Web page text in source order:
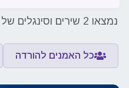
נמצאו 2 שירים וסינגלים של ישראל ברגמן להורדה ישירה
כל האמנים להורדה